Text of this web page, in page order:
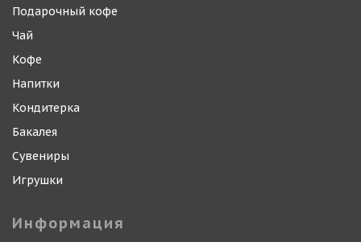
Подарочный кофе
Чай
Кофе
Напитки
Кондитерка
Бакалея
Сувениры
Игрушки
Информация